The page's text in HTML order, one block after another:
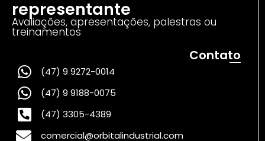
representante
Avaliações, apresentações, palestras ou
treinamentos
Contato
(47) 9 9272-0014
(47) 9 9188-0075
(47) 3305-4389
comercial@orbitalindustrial.com